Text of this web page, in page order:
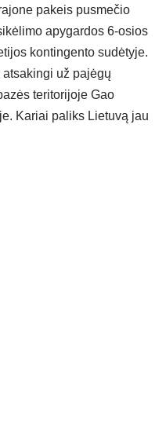
pakeis pusmečio
apygardos 6-osios
kontingento sudėtyje.
už pajėgų
teritorijoje Gao
Kariai paliks Lietuvą jau